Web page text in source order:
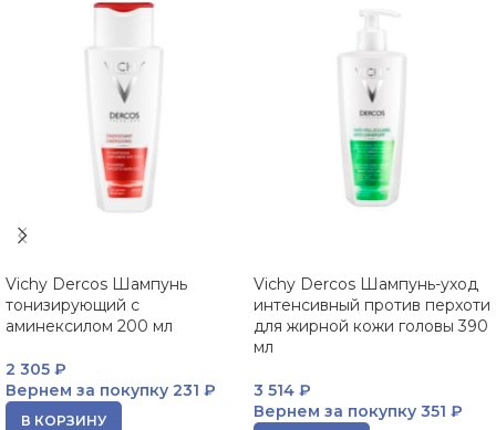
Vichy Dercos Шампунь
тонизирующий с
аминексилом 200 мл
2 305 ₽
Вернем за покупку 231 ₽
В КОРЗИНУ
Vichy Dercos Шампунь-уход
интенсивный против перхоти
для жирной кожи головы 390
мл
3 514 ₽
Вернем за покупку 351 ₽